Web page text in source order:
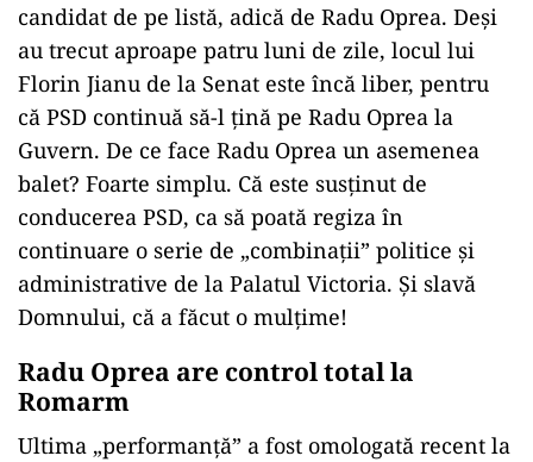
candidat de pe listă, adică de Radu Oprea. Deși
au trecut aproape patru luni de zile, locul lui
Florin Jianu de la Senat este încă liber, pentru
că PSD continuă să-l țină pe Radu Oprea la
Guvern. De ce face Radu Oprea un asemenea
balet? Foarte simplu. Că este susținut de
conducerea PSD, ca să poată regiza în
continuare o serie de „combinații” politice și
administrative de la Palatul Victoria. Și slavă
Domnului, că a făcut o mulțime!
Radu Oprea are control total la
Romarm
Ultima „performanță” a fost omologată recent la